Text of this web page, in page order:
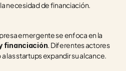
necesidad de financiación.
financiación. Diferentes actores
las startups expandir su alcance.